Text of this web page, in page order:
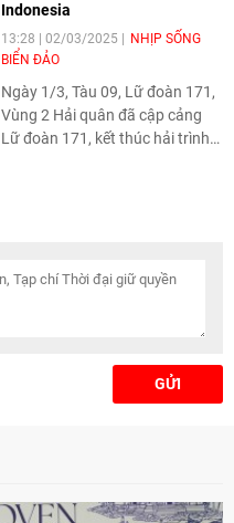
nhập quốc tế.
Indonesia
13:28 | 02/03/2025
NHỊP SỐNG
BIỂN ĐẢO
Ngày 1/3, Tàu 09, Lữ đoàn 171,
Vùng 2 Hải quân đã cập cảng
Lữ đoàn 171, kết thúc hải trình
GỬI